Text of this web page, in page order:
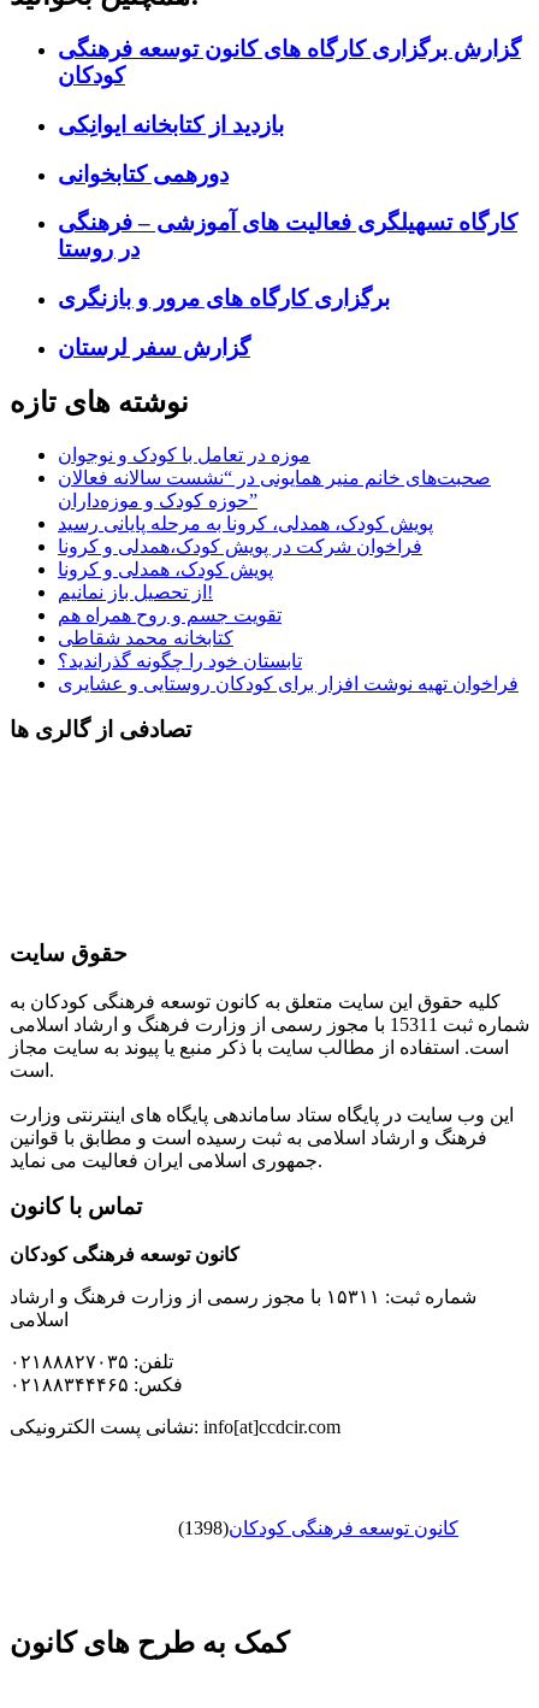
گزارش برگزاری کارگاه های کانون توسعه فرهنگی
کودکان
بازدید از کتابخانه ایوانِکی
دورهمی کتابخوانی
کارگاه تسهیلگری فعالیت های آموزشی – فرهنگی
در روستا
برگزاری کارگاه های مرور و بازنگری
گزارش سفر لرستان
نوشته های تازه
موزه در تعامل با کودک و نوجوان
صحبت‌های خانم منیر همایونی در “نشست سالانه فعالان
حوزه کودک و موزه‌داران”
پویش کودک، همدلی، کرونا به مرحله پایانی رسید
فراخوان شرکت در پویش کودک،همدلی و کرونا
پویش کودک، همدلی و کرونا
از تحصیل باز نمانیم!
تقویت جسم و روح همراه هم
کتابخانه محمد شقاطی
تابستان خود را چگونه گذراندید؟
فراخوان تهیه نوشت افزار برای کودکان روستایی و عشایری
تصادفی از گالری ها
حقوق سایت
کلیه حقوق این سایت متعلق به کانون توسعه فرهنگی کودکان به
شماره ثبت 15311 با مجوز رسمی از وزارت فرهنگ و ارشاد اسلامی
است. استفاده از مطالب سایت با ذکر منبع یا پیوند به سایت مجاز
است.
این وب سایت در پایگاه ستاد ساماندهی پایگاه های اینترنتی وزارت
فرهنگ و ارشاد اسلامی به ثبت رسیده است و مطابق با قوانین
جمهوری اسلامی ایران فعالیت می نماید.
تماس با کانون
کانون توسعه فرهنگی کودکان
شماره ثبت: ۱۵۳۱۱ با مجوز رسمی از وزارت فرهنگ و ارشاد
اسلامی
تلفن: ۰۲۱۸۸۸۲۷۰۳۵
فکس: ۰۲۱۸۸۳۴۴۴۶۵
نشانی پست الکترونیکی: info[at]ccdcir.com
کانون توسعه فرهنگی کودکان(1398)
کمک به طرح های کانون